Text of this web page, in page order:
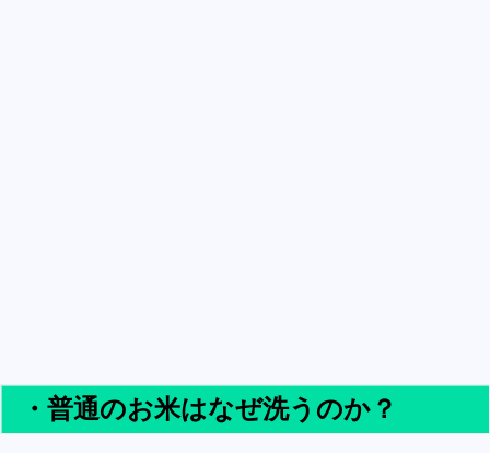
ハイテク・デジタルとか
・普通のお米はなぜ洗うのか？